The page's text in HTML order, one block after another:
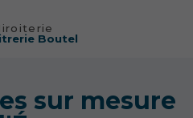
Boutel
sur mesure